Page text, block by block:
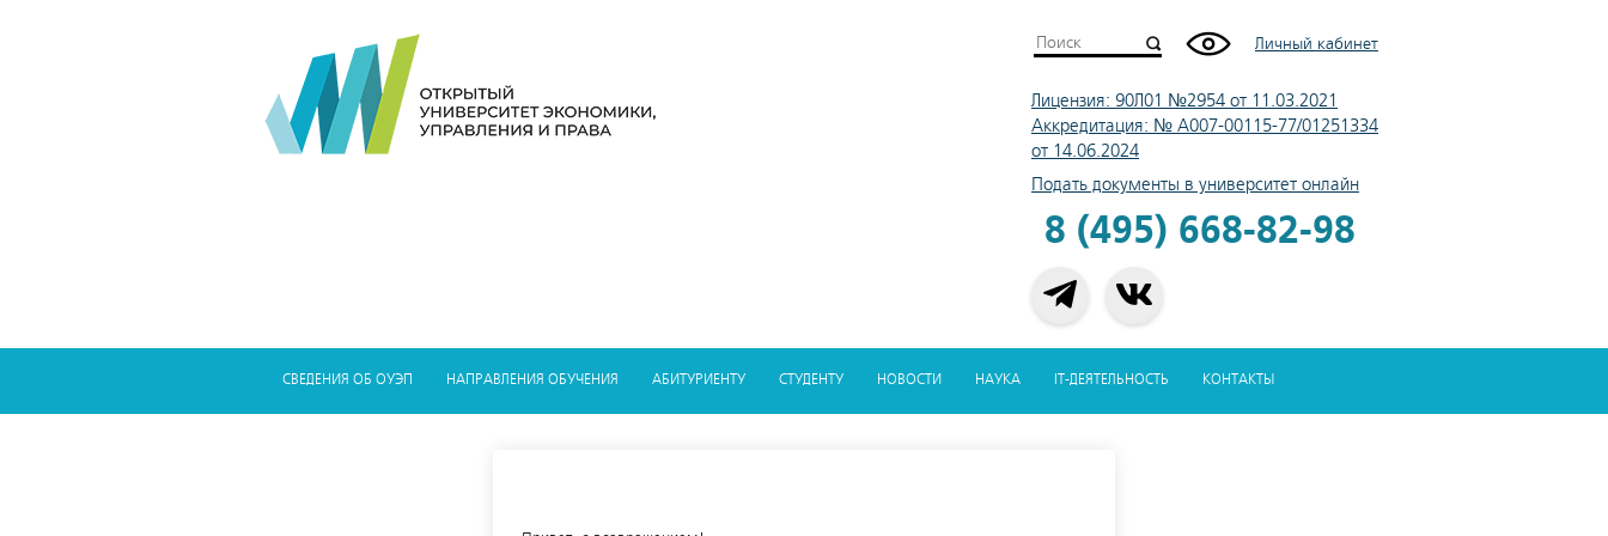
Личный кабинет
Лицензия: 90Л01 №2954 от 11.03.2021
Аккредитация: № А007-00115-77/01251334
от 14.06.2024
Подать документы в университет онлайн
8 (495) 668-82-98
СВЕДЕНИЯ ОБ ОУЭП НАПРАВЛЕНИЯ ОБУЧЕНИЯ АБИТУРИЕНТУ СТУДЕНТУ НОВОСТИ НАУКА IT-ДЕЯТЕЛЬНОСТЬ КОНТАКТЫ